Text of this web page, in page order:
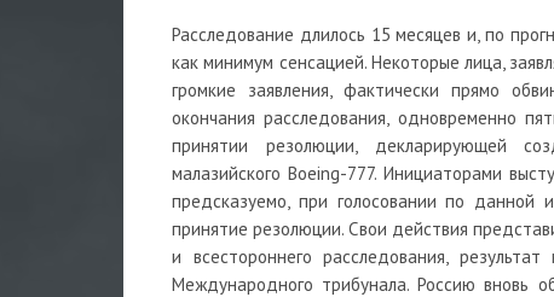
Расследование длилось 15 месяцев и, по
как минимум сенсацией. Некоторые лица,
громкие заявления, фактически прямо
окончания расследования, одновременно
принятии резолюции, декларирующей
малазийского Boeing-777. Инициаторами
предсказуемо, при голосовании по данной
принятие резолюции. Свои действия
и всестороннего расследования,
Международного трибунала. Россию вновь